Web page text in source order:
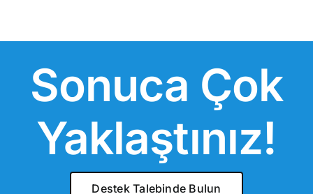
Sonuca Çok
Yaklaştınız!
Destek Talebinde Bulun